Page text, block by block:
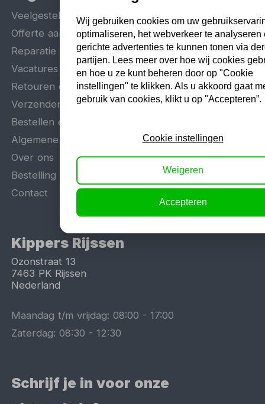
Veelgestelde vragen
Offerte aanvragen
Reparatie en garantie
Vacatures
Retouren en teruggave
Verzenden en levering
Bestellen en betalen
Algemene voorwaarden
Over ons
Bestelling herroepen / annuleren
Contact
Kippers Rijssen
Ozonstraat 13
7463 PK Rijssen
Nederland
Maandag t/m vrijdag:08:00 -17:00
Zaterdag:08:30 -12:30
Schrijf je in voor onze
Wij gebruiken cookies om uw
optimaliseren, het webverkeer te analyseren
gerichte advertenties te kunnen tonen via
partijen. Lees meer over hoe wij cookies
en hoe u ze kunt beheren door op "Cookie
instellingen" te klikken. Als u akkoord gaat
gebruik van cookies, klikt u op "Accepteren”.
Cookie instellingen
Weigeren
Accepteren